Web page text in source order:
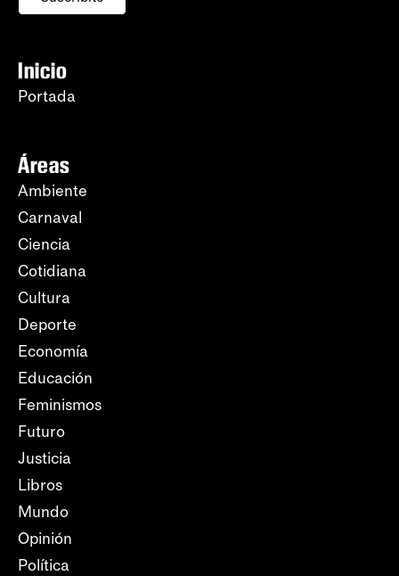
Inicio
Portada
Áreas
Ambiente
Carnaval
Ciencia
Cotidiana
Cultura
Deporte
Economía
Educación
Feminismos
Futuro
Justicia
Libros
Mundo
Opinión
Política